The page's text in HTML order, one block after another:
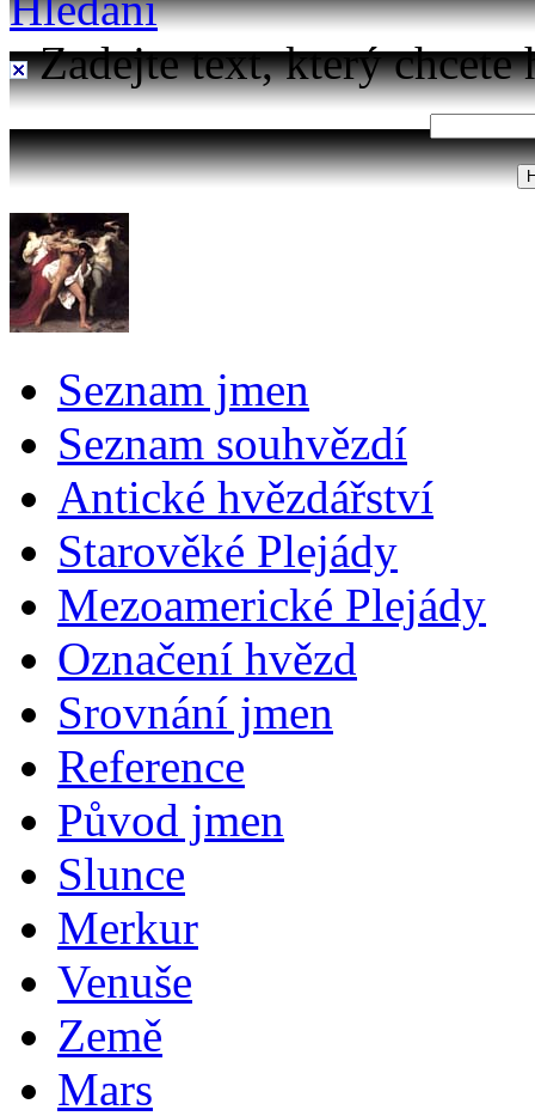
Zadejte text, který chcete
Seznam jmen
Seznam souhvězdí
Antické hvězdářství
Starověké Plejády
Mezoamerické Plejády
Označení hvězd
Srovnání jmen
Reference
Původ jmen
Slunce
Merkur
Venuše
Země
Mars